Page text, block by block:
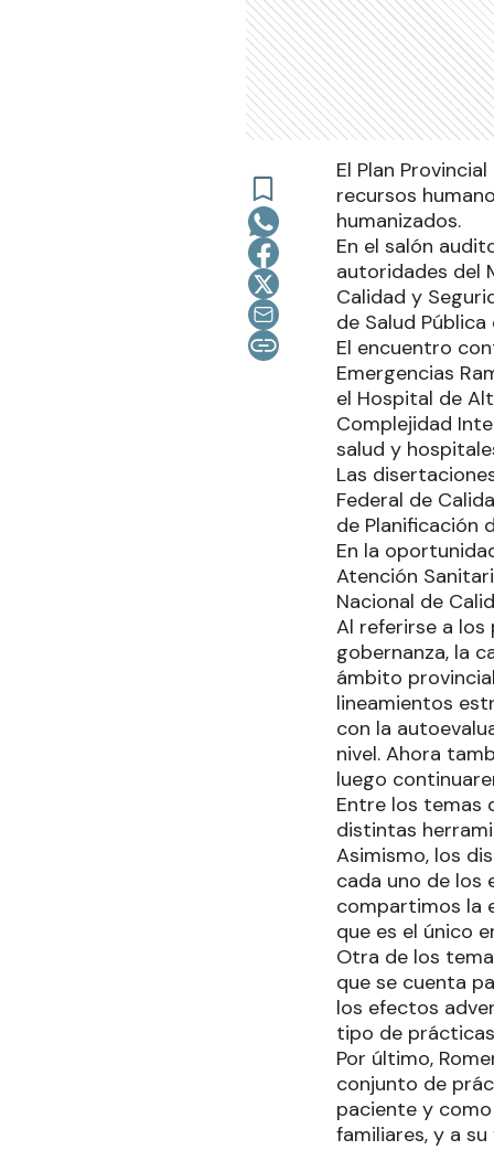
El Plan
recursos
humanizados.
En el salón
autoridades del
Calidad y
de Salud
El encuentro
Emergencias
el Hospital de
Complejidad
salud y
Las
Federal de
de Planificación
En la
Atención
Nacional de
Al referirse a los
gobernanza, la
ámbito
lineamientos
con la
nivel. Ahora
luego
Entre los temas
distintas
Asimismo, los
cada uno de los
compartimos la
que es el único
Otra de los
que se cuenta
los efectos
tipo de
Por último,
conjunto de
paciente y
familiares, y a